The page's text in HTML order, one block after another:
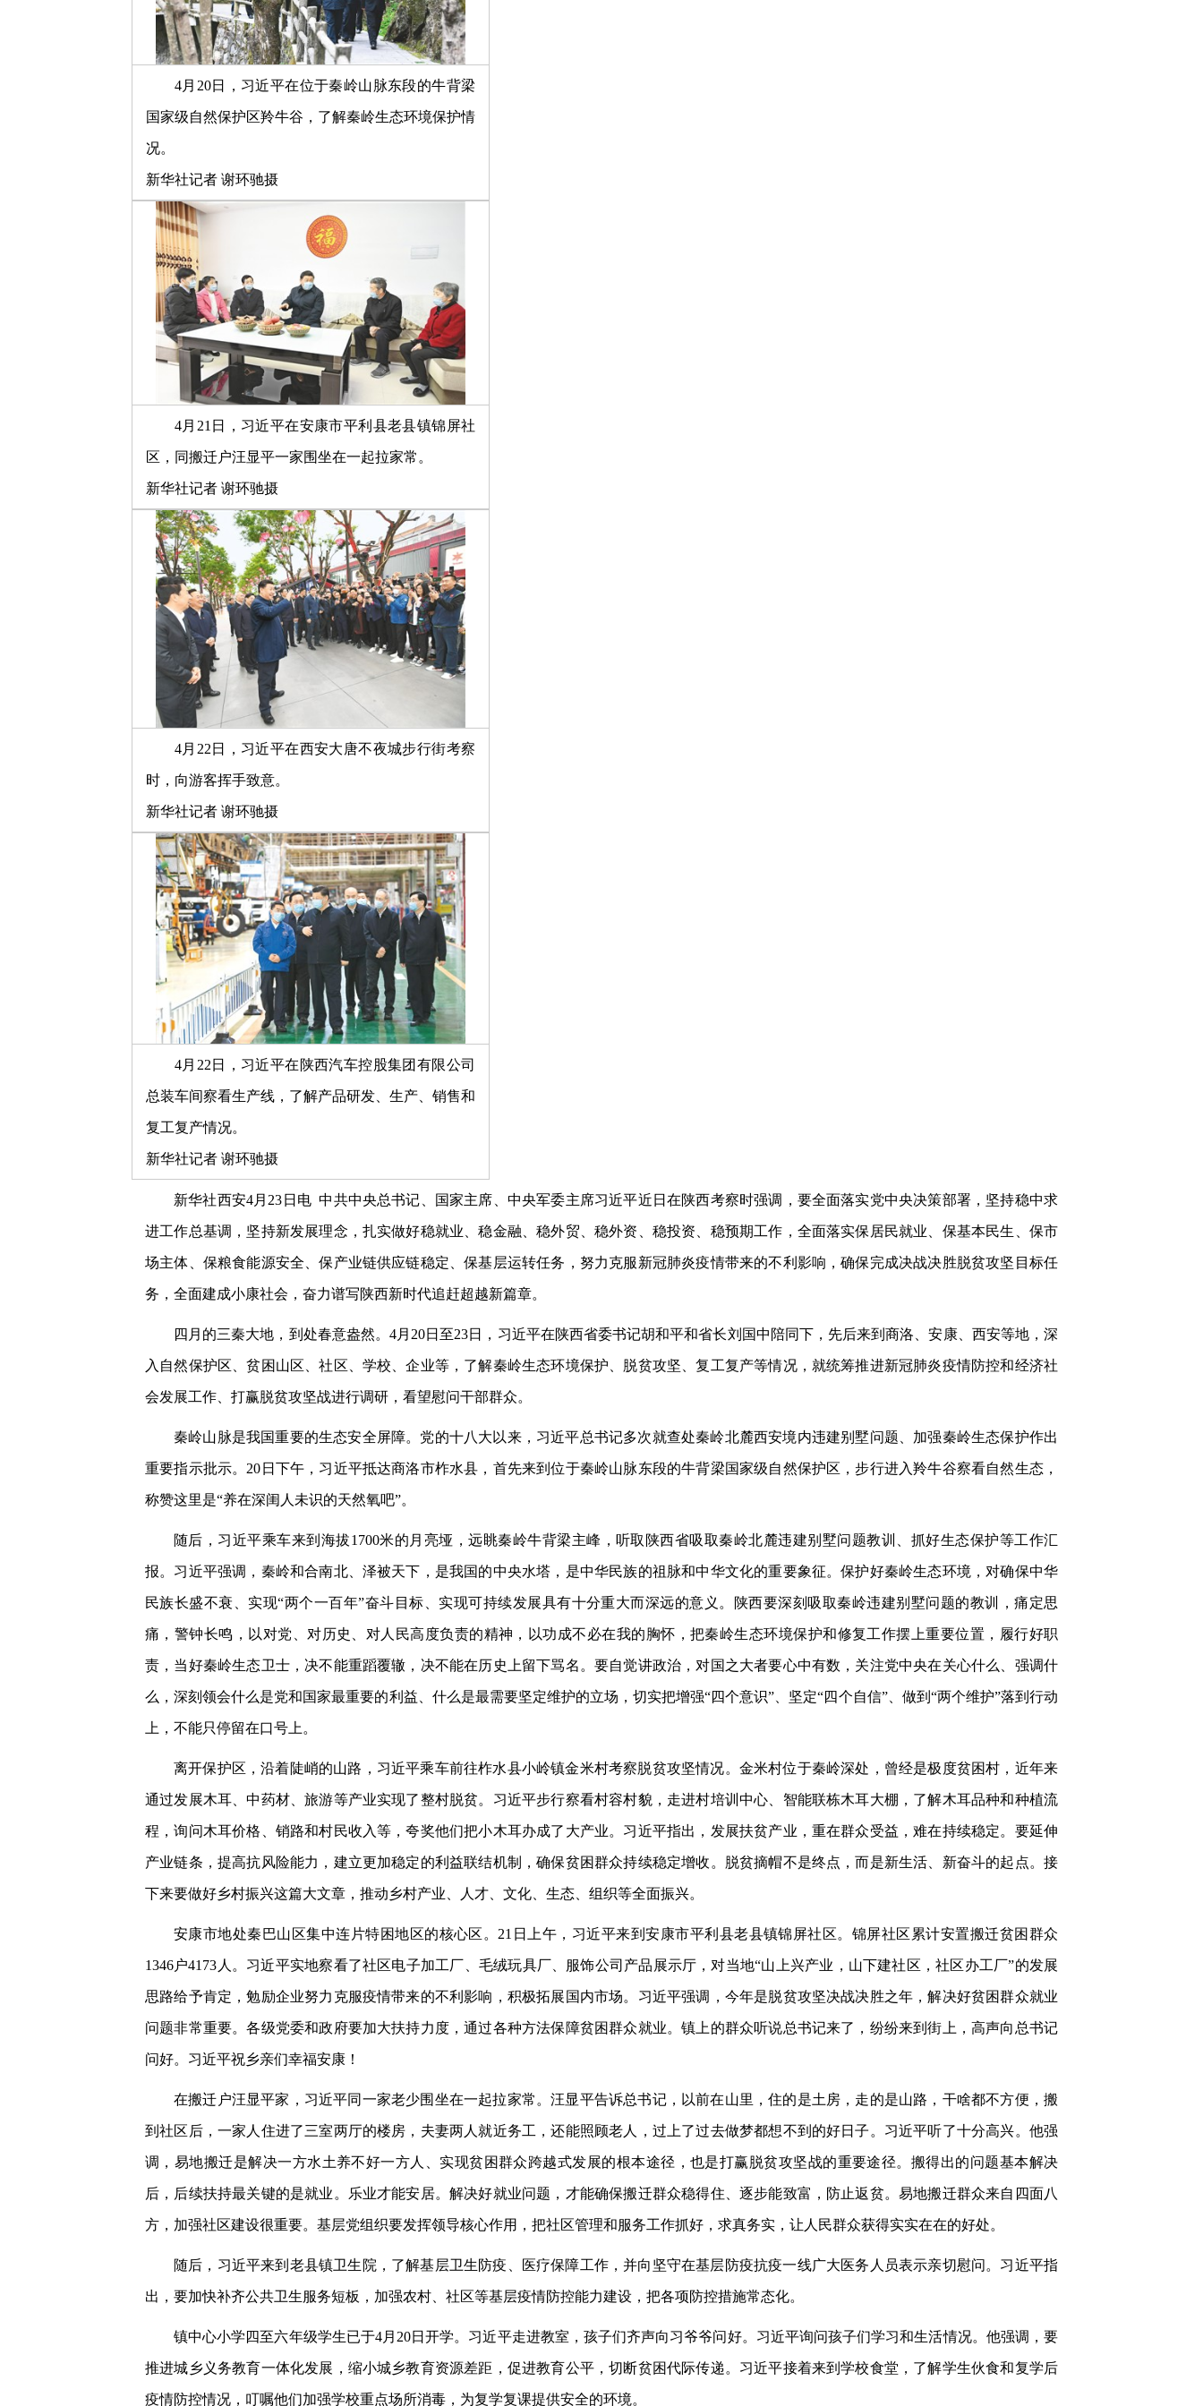
4月20日，习近平在位于秦岭山脉东段的牛背梁
国家级自然保护区羚牛谷，了解秦岭生态环境保护情
况。
新华社记者 谢环驰摄
4月21日，习近平在安康市平利县老县镇锦屏社
区，同搬迁户汪显平一家围坐在一起拉家常。
新华社记者 谢环驰摄
4月22日，习近平在西安大唐不夜城步行街考察
时，向游客挥手致意。
新华社记者 谢环驰摄
4月22日，习近平在陕西汽车控股集团有限公司
总装车间察看生产线，了解产品研发、生产、销售和
复工复产情况。
新华社记者 谢环驰摄
新华社西安4月23日电 中共中央总书记、国家主席、中央军委主席习近平近日在陕西考察时强调，要全面落实党中央决策部署，坚持稳中求
进工作总基调，坚持新发展理念，扎实做好稳就业、稳金融、稳外贸、稳外资、稳投资、稳预期工作，全面落实保居民就业、保基本民生、保市
场主体、保粮食能源安全、保产业链供应链稳定、保基层运转任务，努力克服新冠肺炎疫情带来的不利影响，确保完成决战决胜脱贫攻坚目标任
务，全面建成小康社会，奋力谱写陕西新时代追赶超越新篇章。
四月的三秦大地，到处春意盎然。4月20日至23日，习近平在陕西省委书记胡和平和省长刘国中陪同下，先后来到商洛、安康、西安等地，深
入自然保护区、贫困山区、社区、学校、企业等，了解秦岭生态环境保护、脱贫攻坚、复工复产等情况，就统筹推进新冠肺炎疫情防控和经济社
会发展工作、打赢脱贫攻坚战进行调研，看望慰问干部群众。
秦岭山脉是我国重要的生态安全屏障。党的十八大以来，习近平总书记多次就查处秦岭北麓西安境内违建别墅问题、加强秦岭生态保护作出
重要指示批示。20日下午，习近平抵达商洛市柞水县，首先来到位于秦岭山脉东段的牛背梁国家级自然保护区，步行进入羚牛谷察看自然生态，
称赞这里是“养在深闺人未识的天然氧吧”。
随后，习近平乘车来到海拔1700米的月亮垭，远眺秦岭牛背梁主峰，听取陕西省吸取秦岭北麓违建别墅问题教训、抓好生态保护等工作汇
报。习近平强调，秦岭和合南北、泽被天下，是我国的中央水塔，是中华民族的祖脉和中华文化的重要象征。保护好秦岭生态环境，对确保中华
民族长盛不衰、实现“两个一百年”奋斗目标、实现可持续发展具有十分重大而深远的意义。陕西要深刻吸取秦岭违建别墅问题的教训，痛定思
痛，警钟长鸣，以对党、对历史、对人民高度负责的精神，以功成不必在我的胸怀，把秦岭生态环境保护和修复工作摆上重要位置，履行好职
责，当好秦岭生态卫士，决不能重蹈覆辙，决不能在历史上留下骂名。要自觉讲政治，对国之大者要心中有数，关注党中央在关心什么、强调什
么，深刻领会什么是党和国家最重要的利益、什么是最需要坚定维护的立场，切实把增强“四个意识”、坚定“四个自信”、做到“两个维护”落到行动
上，不能只停留在口号上。
离开保护区，沿着陡峭的山路，习近平乘车前往柞水县小岭镇金米村考察脱贫攻坚情况。金米村位于秦岭深处，曾经是极度贫困村，近年来
通过发展木耳、中药材、旅游等产业实现了整村脱贫。习近平步行察看村容村貌，走进村培训中心、智能联栋木耳大棚，了解木耳品种和种植流
程，询问木耳价格、销路和村民收入等，夸奖他们把小木耳办成了大产业。习近平指出，发展扶贫产业，重在群众受益，难在持续稳定。要延伸
产业链条，提高抗风险能力，建立更加稳定的利益联结机制，确保贫困群众持续稳定增收。脱贫摘帽不是终点，而是新生活、新奋斗的起点。接
下来要做好乡村振兴这篇大文章，推动乡村产业、人才、文化、生态、组织等全面振兴。
安康市地处秦巴山区集中连片特困地区的核心区。21日上午，习近平来到安康市平利县老县镇锦屏社区。锦屏社区累计安置搬迁贫困群众
1346户4173人。习近平实地察看了社区电子加工厂、毛绒玩具厂、服饰公司产品展示厅，对当地“山上兴产业，山下建社区，社区办工厂”的发展
思路给予肯定，勉励企业努力克服疫情带来的不利影响，积极拓展国内市场。习近平强调，今年是脱贫攻坚决战决胜之年，解决好贫困群众就业
问题非常重要。各级党委和政府要加大扶持力度，通过各种方法保障贫困群众就业。镇上的群众听说总书记来了，纷纷来到街上，高声向总书记
问好。习近平祝乡亲们幸福安康！
在搬迁户汪显平家，习近平同一家老少围坐在一起拉家常。汪显平告诉总书记，以前在山里，住的是土房，走的是山路，干啥都不方便，搬
到社区后，一家人住进了三室两厅的楼房，夫妻两人就近务工，还能照顾老人，过上了过去做梦都想不到的好日子。习近平听了十分高兴。他强
调，易地搬迁是解决一方水土养不好一方人、实现贫困群众跨越式发展的根本途径，也是打赢脱贫攻坚战的重要途径。搬得出的问题基本解决
后，后续扶持最关键的是就业。乐业才能安居。解决好就业问题，才能确保搬迁群众稳得住、逐步能致富，防止返贫。易地搬迁群众来自四面八
方，加强社区建设很重要。基层党组织要发挥领导核心作用，把社区管理和服务工作抓好，求真务实，让人民群众获得实实在在的好处。
随后，习近平来到老县镇卫生院，了解基层卫生防疫、医疗保障工作，并向坚守在基层防疫抗疫一线广大医务人员表示亲切慰问。习近平指
出，要加快补齐公共卫生服务短板，加强农村、社区等基层疫情防控能力建设，把各项防控措施常态化。
镇中心小学四至六年级学生已于4月20日开学。习近平走进教室，孩子们齐声向习爷爷问好。习近平询问孩子们学习和生活情况。他强调，要
推进城乡义务教育一体化发展，缩小城乡教育资源差距，促进教育公平，切断贫困代际传递。习近平接着来到学校食堂，了解学生伙食和复学后
疫情防控情况，叮嘱他们加强学校重点场所消毒，为复学复课提供安全的环境。